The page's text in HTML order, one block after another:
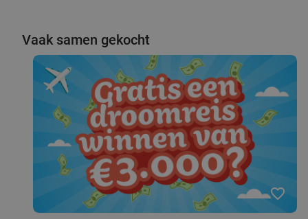
Vaak samen gekocht
favorite_border